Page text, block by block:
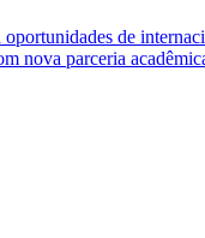
de
nova parceria